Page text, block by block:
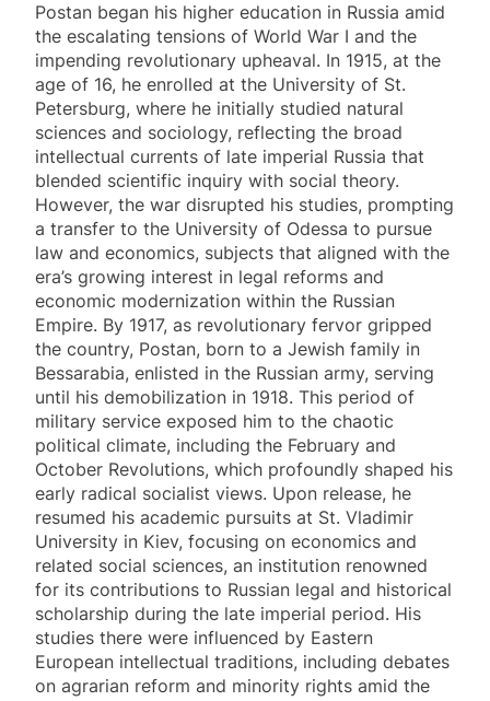
Postan began his higher education in Russia amid
the escalating tensions of World War I and the
impending revolutionary upheaval. In 1915, at the
age of 16, he enrolled at the University of St.
Petersburg, where he initially studied natural
sciences and sociology, reflecting the broad
intellectual currents of late imperial Russia that
blended scientific inquiry with social theory.
However, the war disrupted his studies, prompting
a transfer to the University of Odessa to pursue
law and economics, subjects that aligned with the
era’s growing interest in legal reforms and
economic modernization within the Russian
Empire. By 1917, as revolutionary fervor gripped
the country, Postan, born to a Jewish family in
Bessarabia, enlisted in the Russian army, serving
until his demobilization in 1918. This period of
military service exposed him to the chaotic
political climate, including the February and
October Revolutions, which profoundly shaped his
early radical socialist views. Upon release, he
resumed his academic pursuits at St. Vladimir
University in Kiev, focusing on economics and
related social sciences, an institution renowned
for its contributions to Russian legal and historical
scholarship during the late imperial period. His
studies there were influenced by Eastern
European intellectual traditions, including debates
on agrarian reform and minority rights amid the